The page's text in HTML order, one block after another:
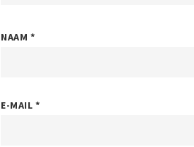
NAAM *
E-MAIL*